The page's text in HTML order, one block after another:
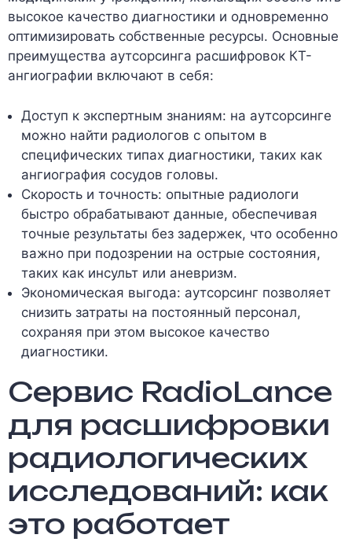
высокое качество диагностики и одновременно
оптимизировать собственные ресурсы. Основные
преимущества аутсорсинга расшифровок КТ-
ангиографии включают в себя:
Доступ к экспертным знаниям: на аутсорсинге
можно найти радиологов с опытом в
специфических типах диагностики, таких как
ангиография сосудов головы.
Скорость и точность: опытные радиологи
быстро обрабатывают данные, обеспечивая
точные результаты без задержек, что особенно
важно при подозрении на острые состояния,
таких как инсульт или аневризм.
Экономическая выгода: аутсорсинг позволяет
снизить затраты на постоянный персонал,
сохраняя при этом высокое качество
диагностики.
Сервис RadioLance
для расшифровки
радиологических
исследований: как
это работает